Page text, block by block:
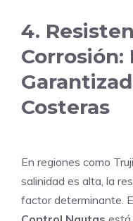
4.
Corrosión:
Costeras
En regiones como
salinidad es alta, la
factor determinante.